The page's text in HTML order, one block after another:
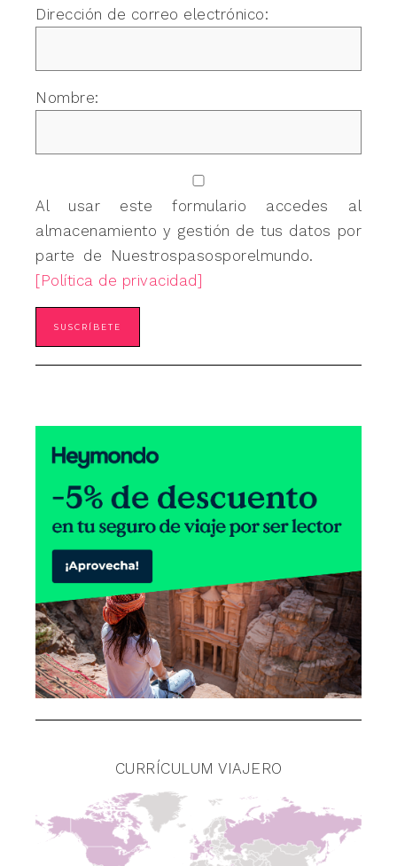
Dirección de correo electrónico:
Nombre:
Al usar este formulario accedes al
almacenamiento y gestión de tus datos por
parte de Nuestrospasosporelmundo.
[Política de privacidad]
CURRÍCULUM VIAJERO